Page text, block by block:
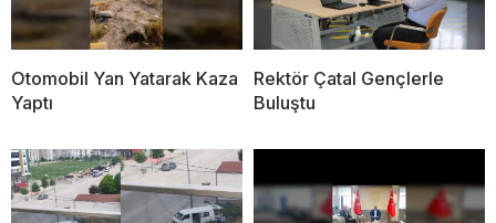
Otomobil Yan Yatarak Kaza
Yaptı
Rektör Çatal Gençlerle
Buluştu